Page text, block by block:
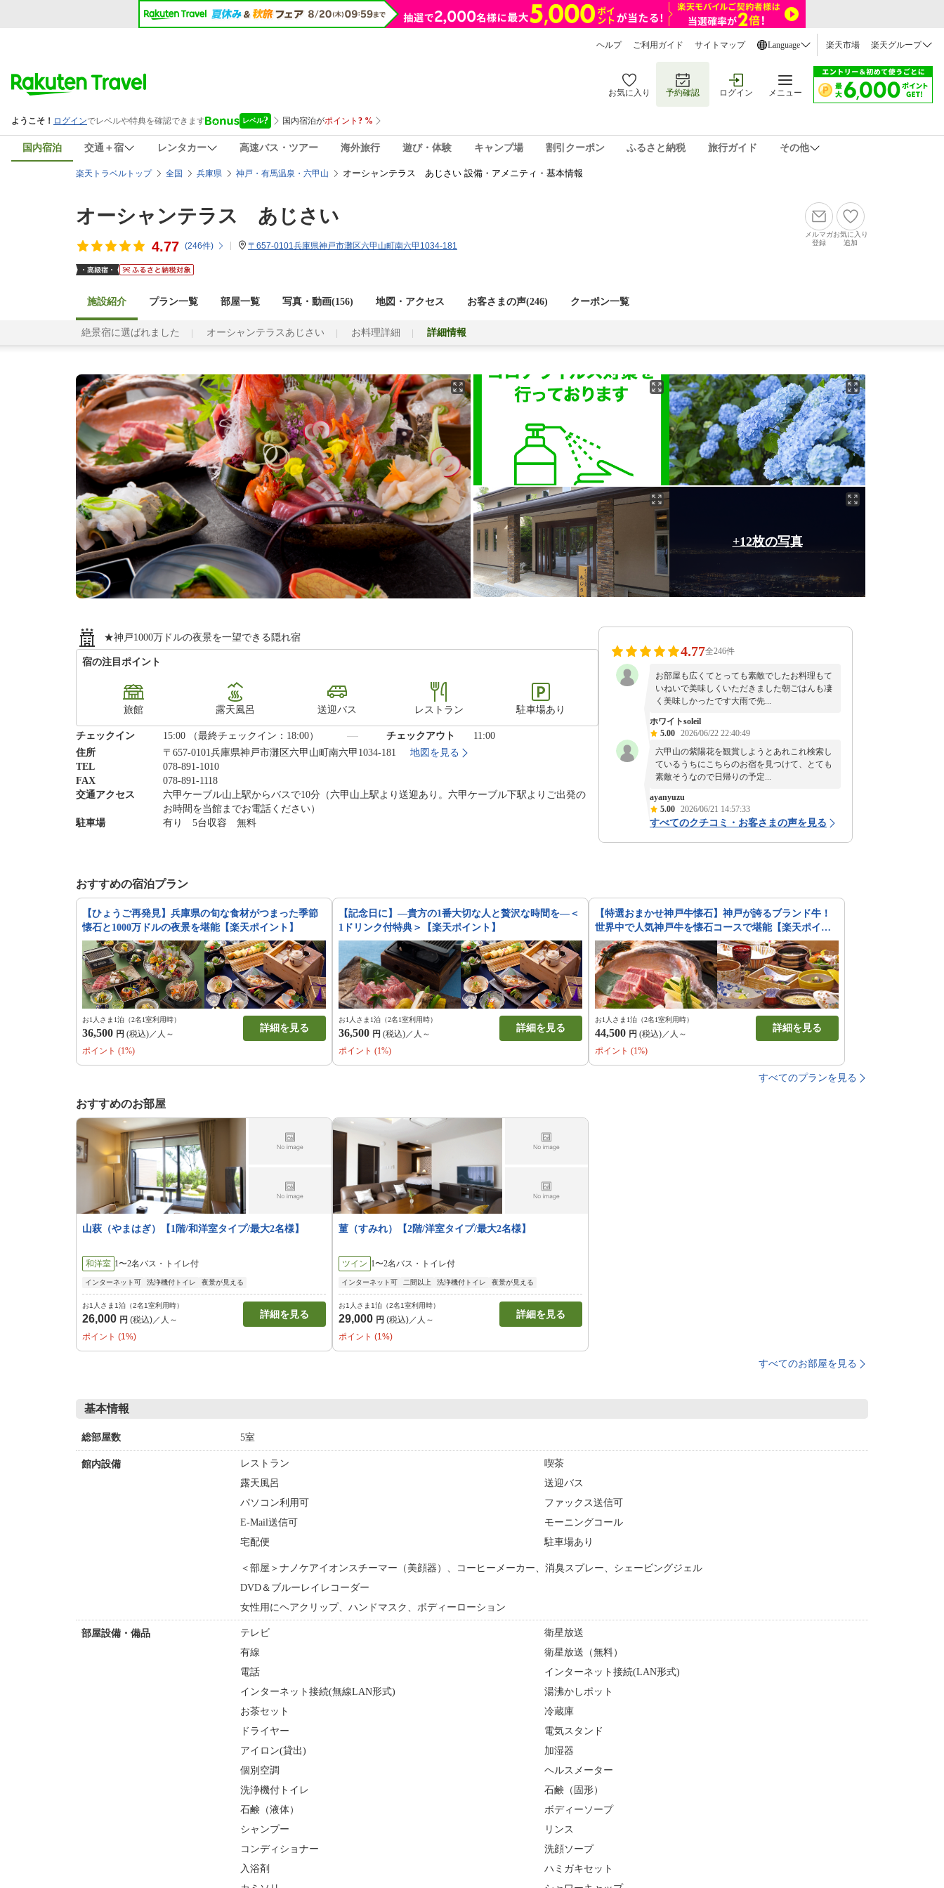
ヘルプ ご利用ガイド サイトマップ Language 楽天市場 楽天グループ
お気に入り 予約確認 ログイン メニュー
国内宿泊 交通＋宿 レンタカー 高速バス・ツアー 海外旅行 遊び・体験 キャンプ場 割引クーポン ふるさと納税 旅行ガイド その他
楽天トラベルトップ 全国 兵庫県 神戸・有馬温泉・六甲山 オーシャンテラス あじさい 設備・アメニティ・基本情報
オーシャンテラス あじさい
4.77 (246件) 〒657-0101兵庫県神戸市灘区六甲山町南六甲1034-181
メルマガ
登録
お気に入り
追加
施設紹介 プラン一覧 部屋一覧 写真・動画(156) 地図・アクセス お客さまの声(246) クーポン一覧
絶景宿に選ばれました オーシャンテラスあじさい お料理詳細 詳細情報
+12枚の写真
★神戸1000万ドルの夜景を一望できる隠れ宿
宿の注目ポイント
旅館 露天風呂 送迎バス レストラン 駐車場あり
チェックイン 15:00 （最終チェックイン：18:00） チェックアウト
11:00
住所
〒657-0101兵庫県神戸市灘区六甲山町南六甲1034-181
地図を見る
TEL
078-891-1010
FAX
078-891-1118
交通アクセス
六甲ケーブル山上駅からバスで10分（六甲山上駅より送迎あり。六甲ケーブル下駅よりご出発の
お時間を当館までお電話ください）
駐車場
有り 5台収容 無料
4.77全246件
お部屋も広くてとっても素敵でしたお料理もて
いねいで美味しくいただきました朝ごはんも凄
く美味しかったです大雨で先...
ホワイトsoleil
5.00 2026/06/22 22:40:49
六甲山の紫陽花を観賞しようとあれこれ検索し
ているうちにこちらのお宿を見つけて、とても
素敵そうなので日帰りの予定...
ayanyuzu
5.00 2026/06/21 14:57:33
すべてのクチコミ・お客さまの声を見る
おすすめの宿泊プラン
【ひょうご再発見】兵庫県の旬な食材がつまった季節
懐石と1000万ドルの夜景を堪能【楽天ポイント】
お1人さま1泊（2名1室利用時）
36,500 円 (税込)／人～
詳細を見る
ポイント (1%)
【記念日に】—貴方の1番大切な人と贅沢な時間を—＜
1ドリンク付特典＞【楽天ポイント】
お1人さま1泊（2名1室利用時）
36,500 円 (税込)／人～
詳細を見る
ポイント (1%)
【特選おまかせ神戸牛懐石】神戸が誇るブランド牛！
世界中で人気神戸牛を懐石コースで堪能【楽天ポイン
ト】
お1人さま1泊（2名1室利用時）
44,500 円 (税込)／人～
詳細を見る
ポイント (1%)
すべてのプランを見る
おすすめのお部屋
山萩（やまはぎ）【1階/和洋室タイプ/最大2名様】
和洋室 1〜2名バス・トイレ付
インターネット可 洗浄機付トイレ 夜景が見える
お1人さま1泊（2名1室利用時）
26,000 円 (税込)／人～ 詳細を見る
ポイント (1%)
菫（すみれ）【2階/洋室タイプ/最大2名様】
ツイン 1〜2名バス・トイレ付
インターネット可 二間以上 洗浄機付トイレ 夜景が見える
お1人さま1泊（2名1室利用時）
29,000 円 (税込)／人～ 詳細を見る
ポイント (1%)
すべてのお部屋を見る
基本情報
総部屋数 5室
館内設備 レストラン
喫茶
露天風呂
送迎バス
パソコン利用可
ファックス送信可
E-Mail送信可
モーニングコール
宅配便
駐車場あり
＜部屋＞ナノケアイオンスチーマー（美顔器）、コーヒーメーカー、消臭スプレー、シェービングジェル
DVD＆ブルーレイレコーダー
女性用にヘアクリップ、ハンドマスク、ボディーローション
部屋設備・備品 テレビ
衛星放送
有線
衛星放送（無料）
電話
インターネット接続(LAN形式)
インターネット接続(無線LAN形式)
湯沸かしポット
お茶セット
冷蔵庫
ドライヤー
電気スタンド
アイロン(貸出)
加湿器
個別空調
ヘルスメーター
洗浄機付トイレ
石鹸（固形）
石鹸（液体）
ボディーソープ
シャンプー
リンス
コンディショナー
洗顔ソープ
入浴剤
ハミガキセット